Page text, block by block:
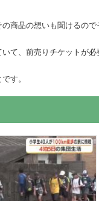
商品の想いも聞けるので
て、前売りチケットが必
す。